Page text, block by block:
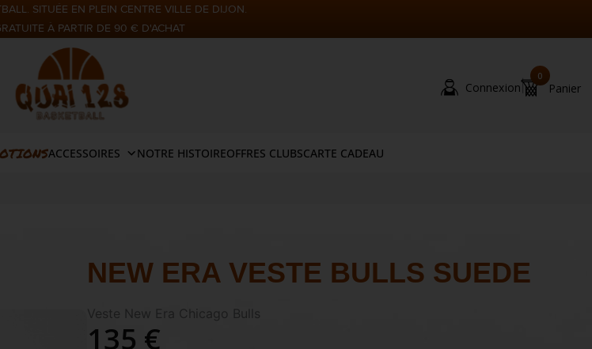
SITUÉE EN PLEIN CENTRE VILLE DE DIJON.
À PARTIR DE 90 € D'ACHAT
Connexion|
0
Panier
ACCESSOIRES NOTRE HISTOIREOFFRES CLUBSCARTE CADEAU
NEW ERA VESTE BULLS SUEDE
Veste New Era Chicago Bulls
135 €